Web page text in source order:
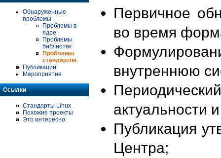
Обнаруженные
проблемы
Проблемы в
ядре
Проблемы
библиотек
Проблемы
стандартов
Публикации
Мероприятия
Ссылки
Стандарты Linux
Похожие проекты
Это интересно
Первичное
во время
внутреннюю
актуальности
Публикация
Центра;